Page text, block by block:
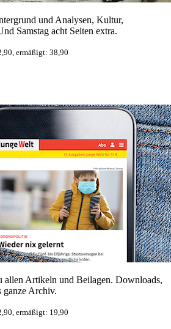
und Analysen, Kultur,
Samstag acht Seiten extra.
ermäßigt: 38,90
allen Artikeln und Beilagen. Downloads,
ganze Archiv.
ermäßigt: 19,90